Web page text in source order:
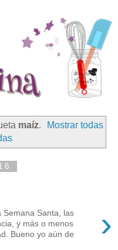
maíz.
Mostrar todas
›
Semana Santa, las
y más o menos
Bueno yo aún de